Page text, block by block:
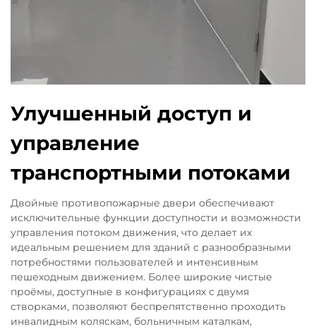
Улучшенный доступ и
управление
транспортными потоками
Двойные противопожарные двери обеспечивают
исключительные функции доступности и возможности
управления потоком движения, что делает их
идеальным решением для зданий с разнообразными
потребностями пользователей и интенсивным
пешеходным движением. Более широкие чистые
проёмы, доступные в конфигурациях с двумя
створками, позволяют беспрепятственно проходить
инвалидным коляскам, больничным каталкам,